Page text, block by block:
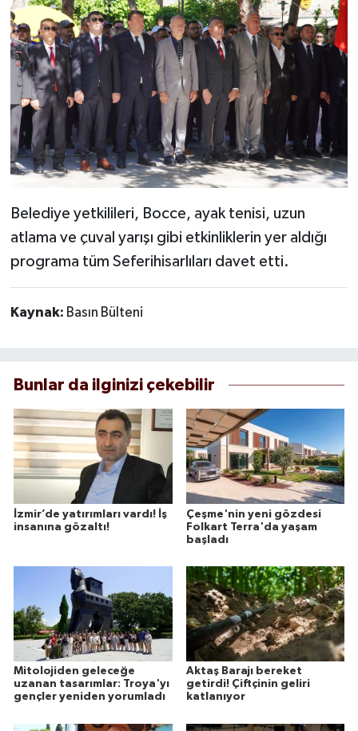
Belediye yetkilileri, Bocce, ayak tenisi, uzun
atlama ve çuval yarışı gibi etkinliklerin yer aldığı
programa tüm Seferihisarlıları davet etti.
Kaynak: Basın Bülteni
Bunlar da ilginizi çekebilir
İzmir’de yatırımları vardı! İş
insanına gözaltı!
Çeşme'nin yeni gözdesi
Folkart Terra'da yaşam
başladı
Mitolojiden geleceğe
uzanan tasarımlar: Troya'yı
gençler yeniden yorumladı
Aktaş Barajı bereket
getirdi! Çiftçinin geliri
katlanıyor